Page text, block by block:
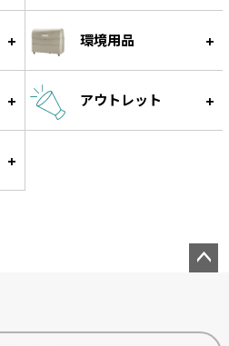
環境用品
アウトレット
ップ